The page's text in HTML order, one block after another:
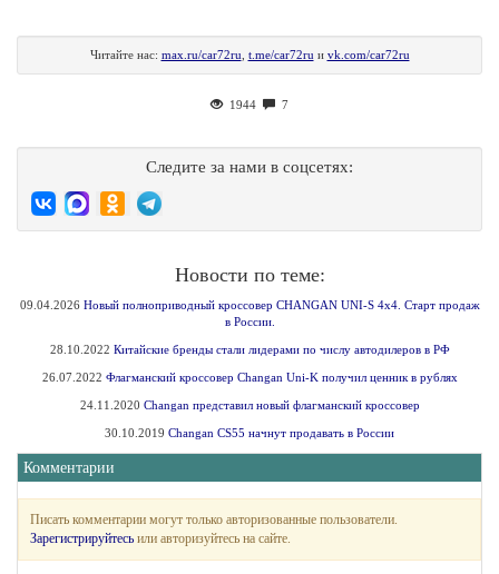
Читайте нас: max.ru/car72ru t.me/car72ru и vk.com/car72ru
1944 7
Следите за нами в соцсетях:
Новости по теме:
09.04.2026 Новый полноприводный кроссовер CHANGAN UNI‑S 4x4. Старт продаж
в России.
28.10.2022 Китайские бренды стали лидерами по числу автодилеров в РФ
26.07.2022 Флагманский кроссовер Changan Uni-K получил ценник в рублях
24.11.2020 Changan представил новый флагманский кроссовер
30.10.2019 Changan CS55 начнут продавать в России
Комментарии
Писать комментарии могут только авторизованные пользователи.
Зарегистрируйтесь или авторизуйтесь на сайте.